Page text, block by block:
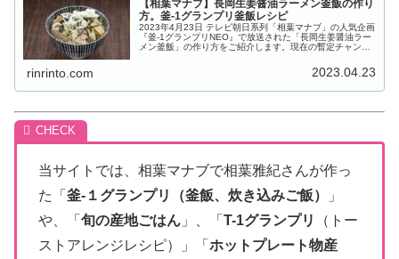
【相葉マナブ】長岡生姜醤油ラーメン釜飯の作り
方。釜-1グランプリ釜飯レシピ
2023年4月23日 テレビ朝日系列「相葉マナブ」の人気企画
『釜-1グランプリNEO』で放送された「長岡生姜醤油ラー
メン釜飯」の作り方をご紹介します。現在の暫定チャンピ
rinrinto.com 2023.04.23
当サイトでは、相葉マナブで相葉雅紀さんが作っ
た「 釜-１グランプリ（釜飯、炊き込みご飯）
」
や、「 旬の産地ごはん 」、「 T-1グランプリ
（トー
ストアレンジレシピ）」「 ホットプレート物産